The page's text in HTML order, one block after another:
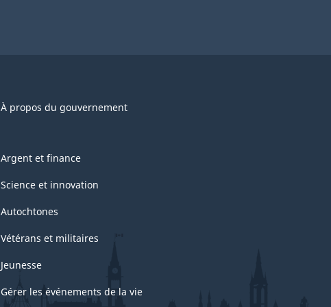
À propos du gouvernement
Argent et finance
Science et innovation
Autochtones
Vétérans et militaires
Jeunesse
Gérer les événements de la vie